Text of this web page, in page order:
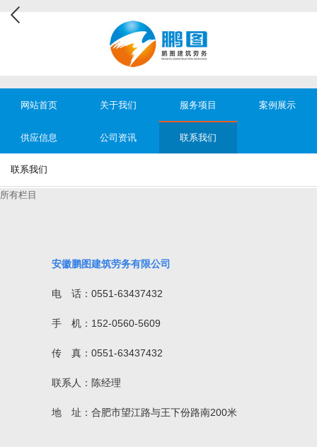
网站首页 关于我们 服务项目 案例展示
供应信息 公司资讯 联系我们
联系我们
所有栏目
安徽鹏图建筑劳务有限公司
电 话：0551-63437432
手 机：152-0560-5609
传 真：0551-63437432
联系人：陈经理
地 址：合肥市望江路与王下份路南200米